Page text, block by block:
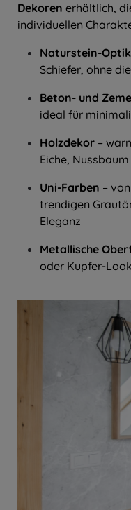
Dekoren erhältlich,
individuellen
Naturstein-Optik
Schiefer, ohne
Beton- und
ideal für
Holzdekor –
Eiche,
Uni-Farben –
trendigen
Eleganz
Metallische
oder Kupfer-